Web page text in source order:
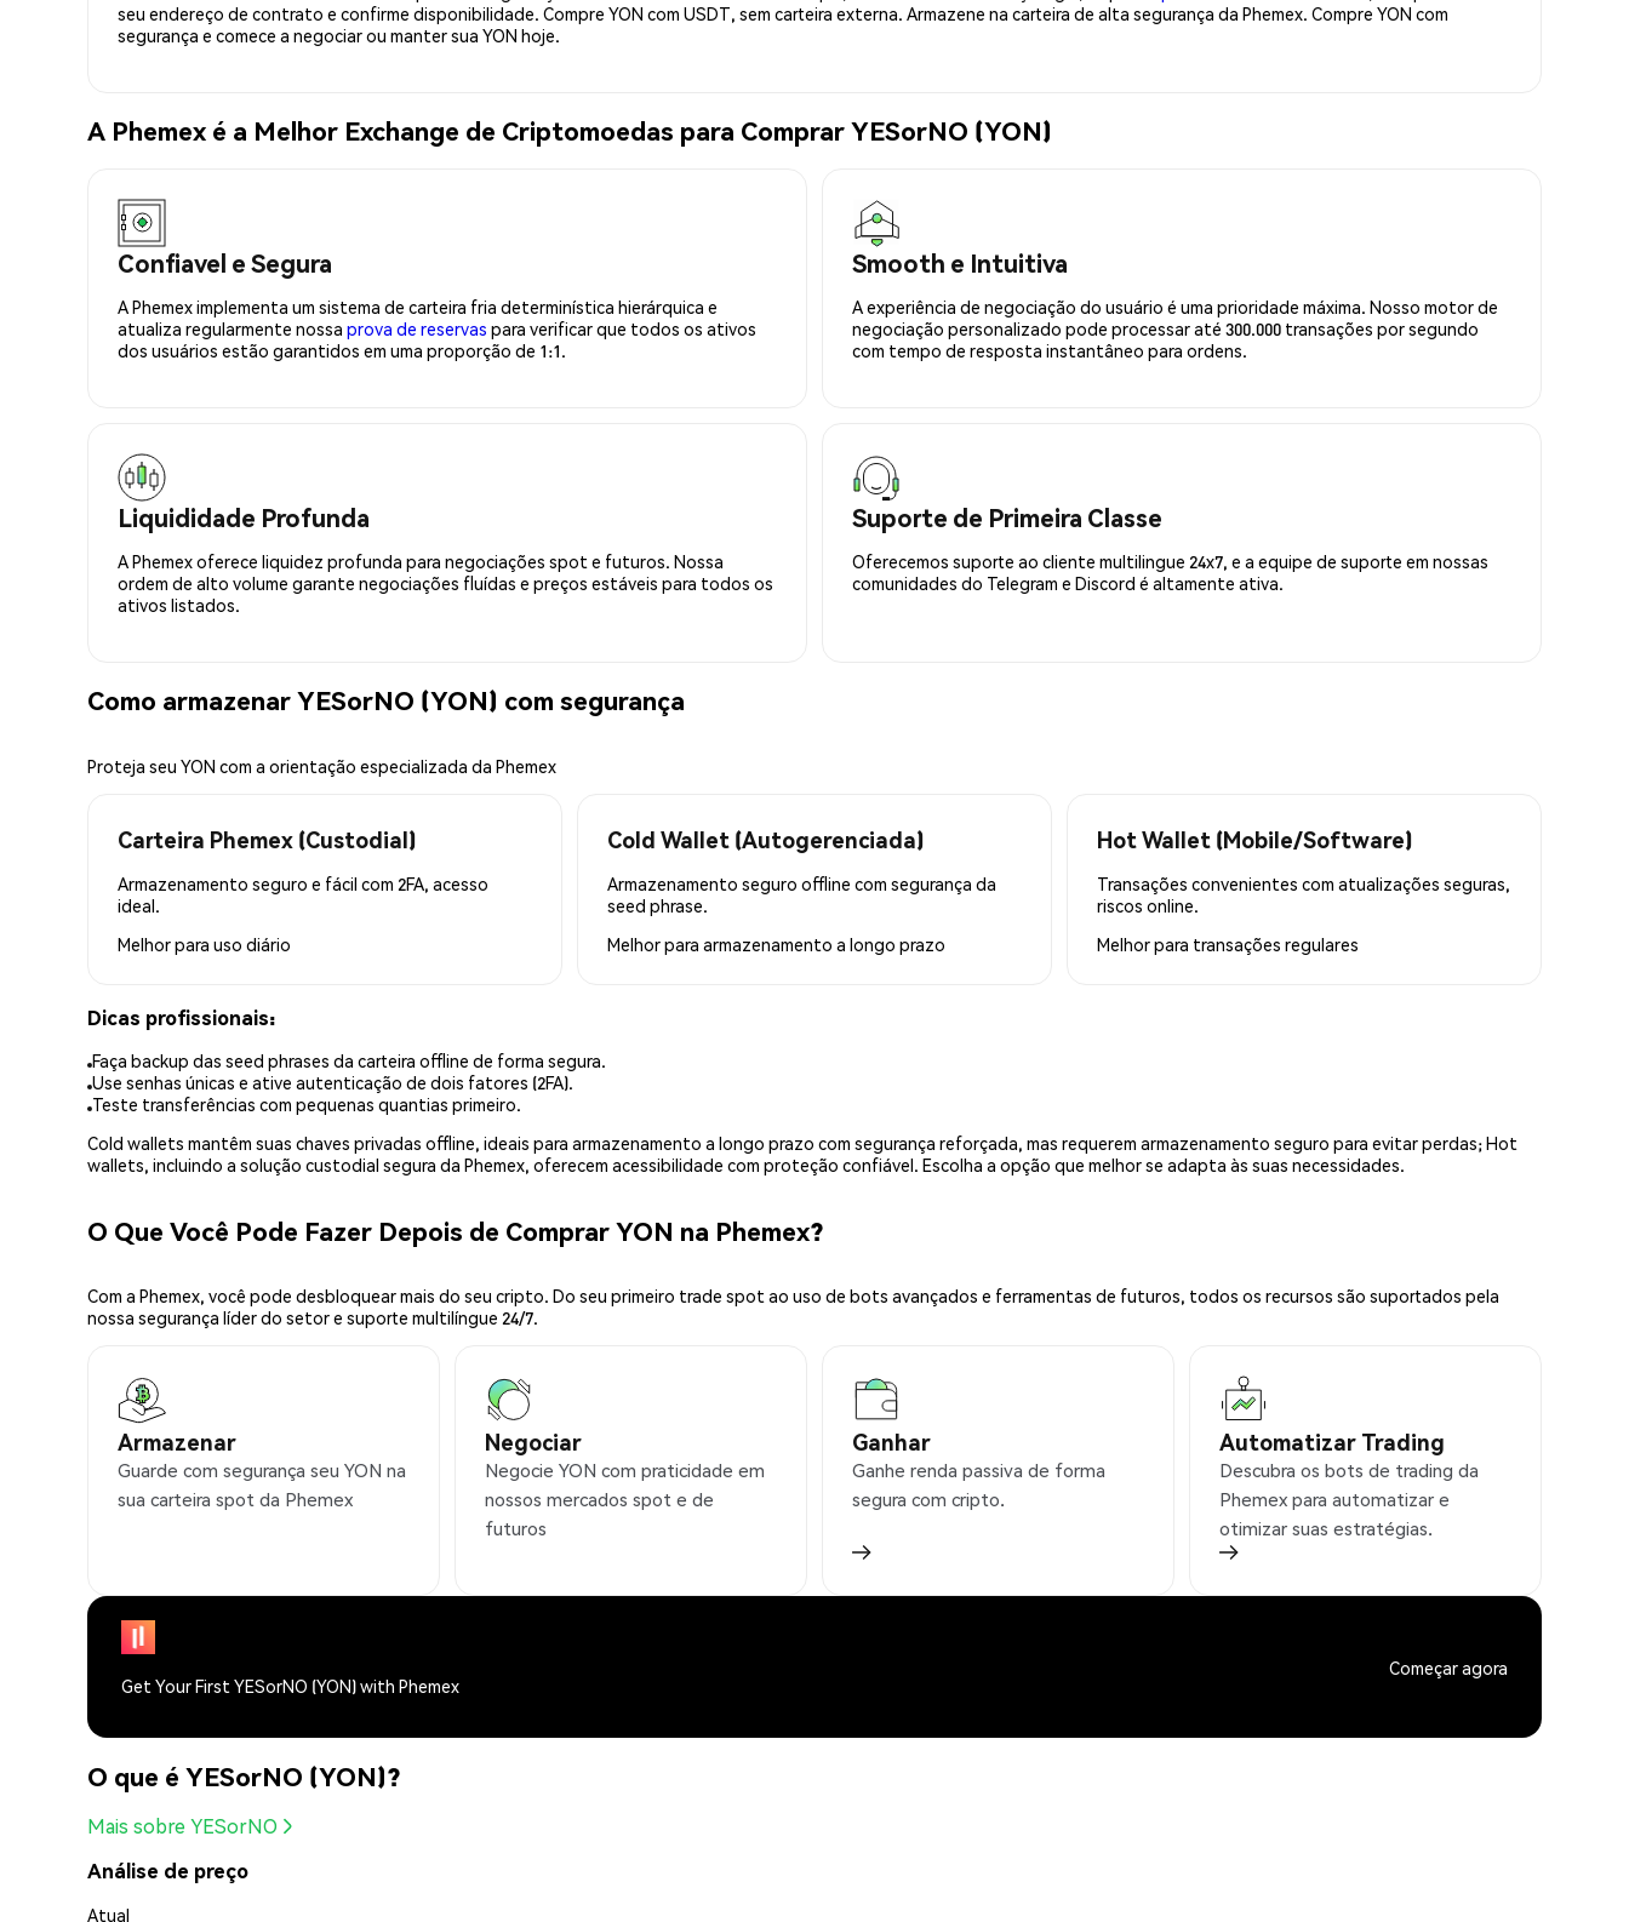
seu endereço de contrato e confirme disponibilidade. Compre YON com USDT, sem carteira externa. Armazene na carteira de alta segurança da Phemex. Compre YON com
segurança e comece a negociar ou manter sua YON hoje.
A Phemex é a Melhor Exchange de Criptomoedas para Comprar YESorNO (YON)
Confiavel e Segura
A Phemex implementa um sistema de carteira fria determinística hierárquica e
atualiza regularmente nossa prova de reservas para verificar que todos os ativos
dos usuários estão garantidos em uma proporção de 1:1.
Smooth e Intuitiva
A experiência de negociação do usuário é uma prioridade máxima. Nosso motor de
negociação personalizado pode processar até 300.000 transações por segundo
com tempo de resposta instantâneo para ordens.
Liquididade Profunda
A Phemex oferece liquidez profunda para negociações spot e futuros. Nossa
ordem de alto volume garante negociações fluídas e preços estáveis para todos os
ativos listados.
Suporte de Primeira Classe
Oferecemos suporte ao cliente multilingue 24x7, e a equipe de suporte em nossas
comunidades do Telegram e Discord é altamente ativa.
Como armazenar YESorNO (YON) com segurança
Proteja seu YON com a orientação especializada da Phemex
Carteira Phemex (Custodial)
Armazenamento seguro e fácil com 2FA, acesso
ideal.
Melhor para uso diário
Cold Wallet (Autogerenciada)
Armazenamento seguro offline com segurança da
seed phrase.
Melhor para armazenamento a longo prazo
Hot Wallet (Mobile/Software)
Transações convenientes com atualizações seguras,
riscos online.
Melhor para transações regulares
Dicas profissionais:
Faça backup das seed phrases da carteira offline de forma segura.
Use senhas únicas e ative autenticação de dois fatores (2FA).
Teste transferências com pequenas quantias primeiro.
Cold wallets mantêm suas chaves privadas offline, ideais para armazenamento a longo prazo com segurança reforçada, mas requerem armazenamento seguro para evitar perdas; Hot
wallets, incluindo a solução custodial segura da Phemex, oferecem acessibilidade com proteção confiável. Escolha a opção que melhor se adapta às suas necessidades.
O Que Você Pode Fazer Depois de Comprar YON na Phemex?
Com a Phemex, você pode desbloquear mais do seu cripto. Do seu primeiro trade spot ao uso de bots avançados e ferramentas de futuros, todos os recursos são suportados pela
nossa segurança líder do setor e suporte multilíngue 24/7.
Armazenar
Guarde com segurança seu YON na
sua carteira spot da Phemex
Negociar
Negocie YON com praticidade em
nossos mercados spot e de
futuros
Ganhar
Ganhe renda passiva de forma
segura com cripto.
Automatizar Trading
Descubra os bots de trading da
Phemex para automatizar e
otimizar suas estratégias.
Get Your First YESorNO (YON) with Phemex
Começar agora
O que é YESorNO (YON)?
Mais sobre YESorNO
Análise de preço
Atual